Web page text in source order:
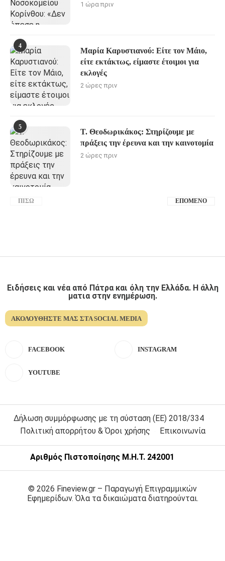
1 ώρα πριν
4
Μαρία Καρυστιανού: Είτε τον Μάιο,
είτε εκτάκτως, είμαστε έτοιμοι για
εκλογές
2 ώρες πριν
5
Τ. Θεοδωρικάκος: Στηρίζουμε με
πράξεις την έρευνα και την καινοτομία
2 ώρες πριν
ΠΊΣΩ ΕΠΌΜΕΝΟ
Ειδήσεις και νέα από Πάτρα και όλη την Ελλάδα. Η άλλη
ματια στην ενημέρωση.
ΑΚΟΛΟΥΘΉΣΤΕ ΜΑΣ ΣΤΑ SOCIAL MEDIA
FACEBOOK INSTAGRAM
YOUTUBE
Δήλωση συμμόρφωσης με τη σύσταση (ΕΕ) 2018/334
Πολιτική απορρήτου & Όροι χρήσης
Επικοινωνία
Αριθμός Πιστοποίησης Μ.Η.Τ. 242001
© 2026 Fineview.gr – Παραγωγή Επιγραμμικών
Εφημερίδων. Όλα τα δικαιώματα διατηρούνται.